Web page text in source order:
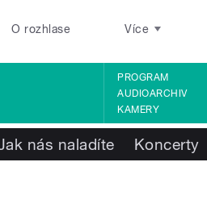
O rozhlase Více
PROGRAM
AUDIOARCHIV
KAMERY
nás naladíte Koncerty